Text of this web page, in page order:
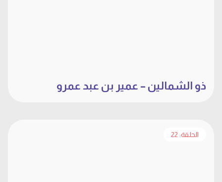
ذو الشمالين – عمير بن عبد عمرو
الحلقة: 22